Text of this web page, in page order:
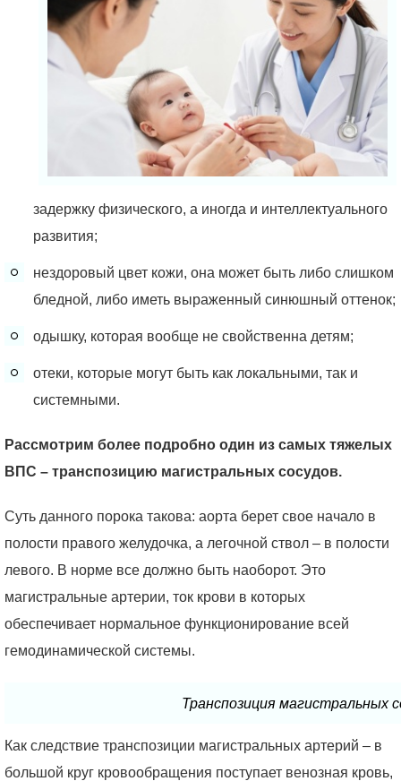
задержку физического, а иногда и интеллектуального
развития;
нездоровый цвет кожи, она может быть либо слишком
бледной, либо иметь выраженный синюшный оттенок;
одышку, которая вообще не свойственна детям;
отеки, которые могут быть как локальными, так и
системными.
Рассмотрим более подробно один из самых тяжелых
ВПС – транспозицию магистральных сосудов.
Суть данного порока такова: аорта берет свое начало в
полости правого желудочка, а легочной ствол – в полости
левого. В норме все должно быть наоборот. Это
магистральные артерии, ток крови в которых
обеспечивает нормальное функционирование всей
гемодинамической системы.
Транспозиция магистральных
Как следствие транспозиции магистральных артерий – в
большой круг кровообращения поступает венозная кровь,